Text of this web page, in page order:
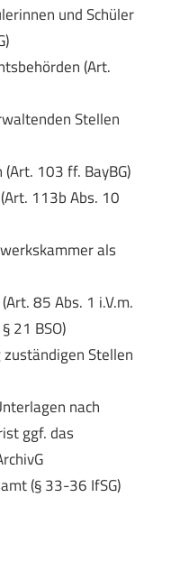
und Schüler
(Art.
Stellen
103 ff. BayBG)
113b Abs. 10
als
85 Abs. 1 i.V.m.
21 BSO)
Stellen
nach
ggf. das
(§ 33-36 IfSG)